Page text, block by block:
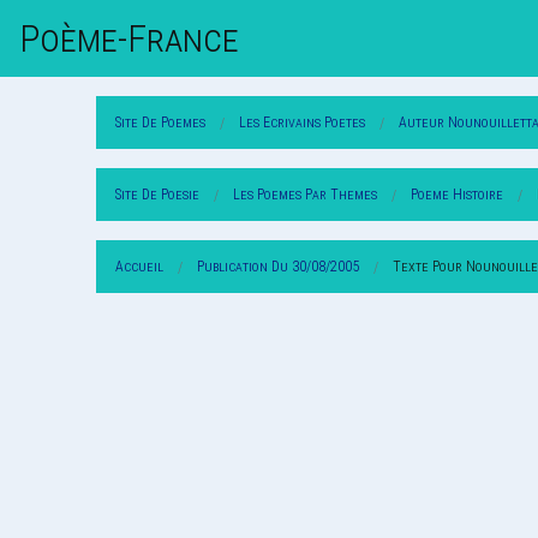
Poème-FrAnce
Site De Poemes Les Ecrivains Poetes Auteur Nounouilletta
Site De Poesie Les Poemes Par Themes Poeme Histoire
Accueil Publication Du 30/08/2005 Texte Pour Nounouille